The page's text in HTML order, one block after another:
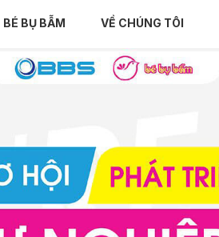
BÉ BỤ BẪM VỀ CHÚNG TÔI